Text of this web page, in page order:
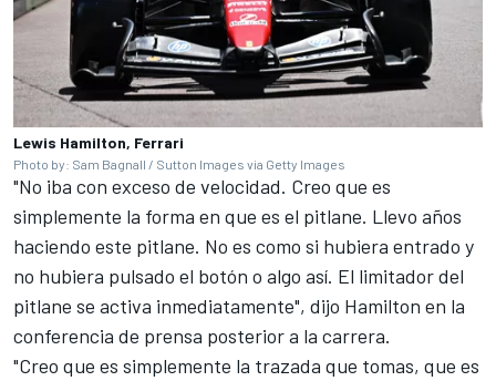
Lewis Hamilton, Ferrari
Photo by: Sam Bagnall / Sutton Images via Getty Images
"No iba con exceso de velocidad. Creo que es
simplemente la forma en que es el pitlane. Llevo años
haciendo este pitlane. No es como si hubiera entrado y
no hubiera pulsado el botón o algo así. El limitador del
pitlane se activa inmediatamente", dijo Hamilton en la
conferencia de prensa posterior a la carrera.
"Creo que es simplemente la trazada que tomas, que es